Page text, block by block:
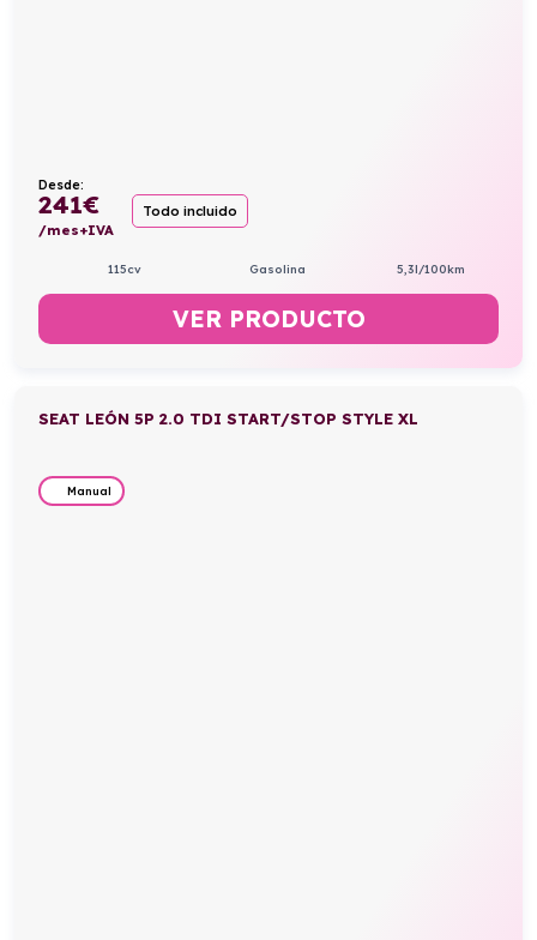
Desde:
241€
/mes+IVA
Todo incluido
115cv Gasolina 5,3l/100km
VER PRODUCTO
SEAT LEÓN 5P 2.0 TDI START/STOP STYLE XL
Manual